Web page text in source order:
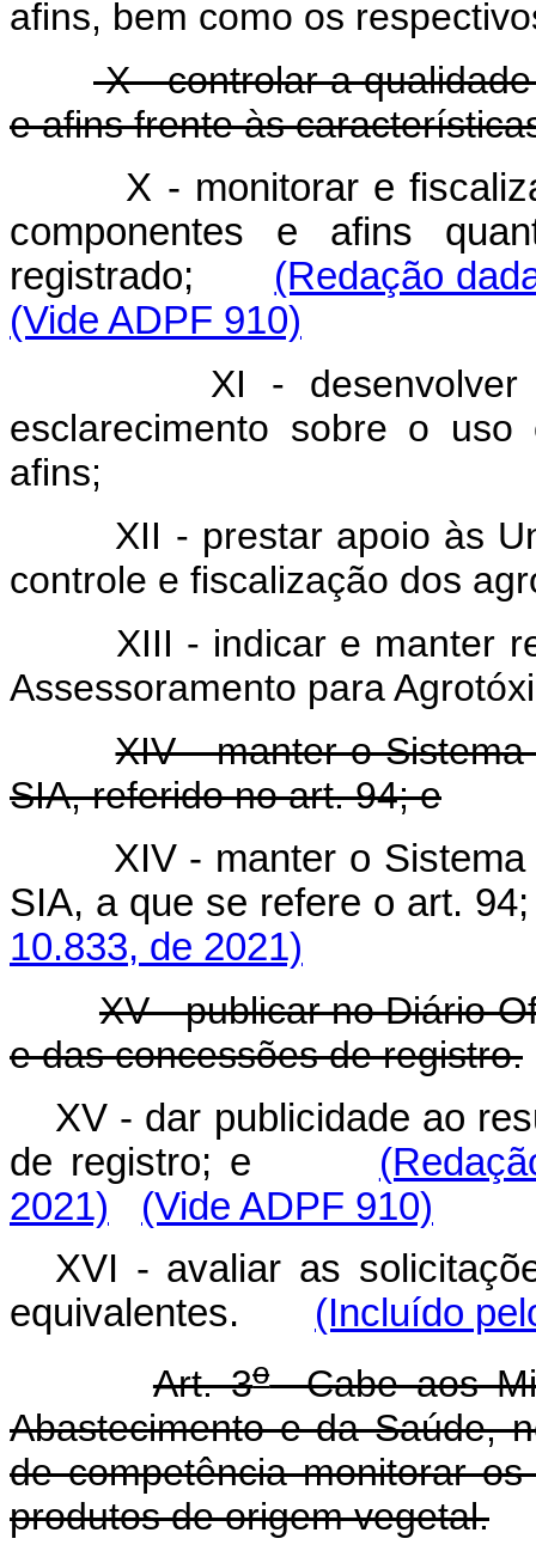
afins, bem como os
X - controlar a
e afins frente às
X - monitorar e
componentes e afins
registrado; (Redação
(Vide ADPF 910)
XI -
esclarecimento sobre o
afins;
XII - prestar apoio às
controle e fiscalização dos
XIII - indicar e manter
Assessoramento para
XIV - manter o
SIA, referido no art. 94; e
XIV - manter o
SIA, a que se refere o
10.833, de 2021)
XV - publicar no Diário
e das concessões de registro.
XV - dar publicidade ao
de registro; e
2021)
(Vide ADPF 910)
XVI - avaliar as
equivalentes. (Incluído
Art. 3oCabe aos
Abastecimento e da Saúde,
de competência monitorar
produtos de origem vegetal.